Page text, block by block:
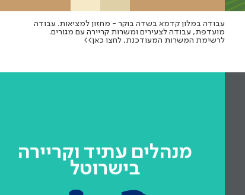
עבודה במלון קדמא בשדה בוקר - מחזון למציאות. עבודה
מועדפת, עבודה לצעירים ומשרות קריירה עם מגורים.
לרשימת המשרות המעודכנת, לחצו כאן>>